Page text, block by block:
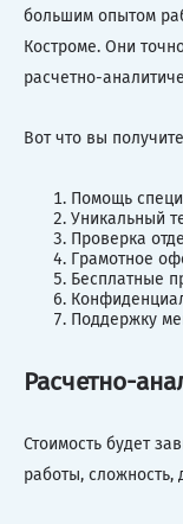
большим опытом
Костроме. Они
расчетно-
Вот что вы
Помощь
Уникальный
Проверка
Грамотное
Бесплатные
Поддержку
Расчетно-
Стоимость будет
работы,